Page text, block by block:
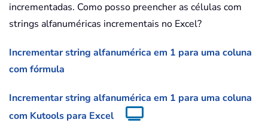
incrementadas. Como posso preencher as células com
strings alfanuméricas incrementais no Excel?
Incrementar string alfanumérica em 1 para uma coluna
com fórmula
Incrementar string alfanumérica em 1 para uma coluna
com Kutools para Excel